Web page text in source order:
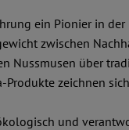
ein Pionier in
zwischen
Nussmusen über
zeichnen
und